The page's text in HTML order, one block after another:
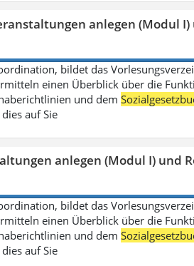
anlegen (Modul
bildet das
einen Überblick über die
und dem
auf Sie
anlegen (Modul I) und
bildet das
einen Überblick über die
und dem
auf Sie